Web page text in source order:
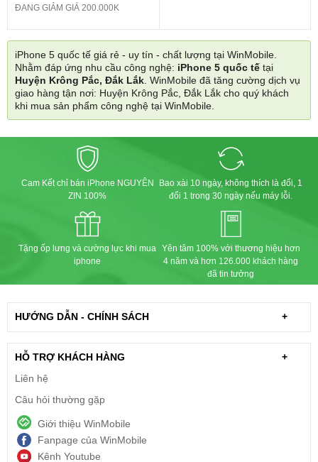
ĐANG GIẢM GIÁ 200.000K
iPhone 5 quốc tế giá rẻ - uy tín - chất lượng tại WinMobile.
Nhằm đáp ứng nhu cầu công nghệ: iPhone 5 quốc tế tại
Huyện Krông Pắc, Đắk Lắk. WinMobile đã tăng cường dịch vụ
giao hàng tận nơi: Huyện Krông Pắc, Đắk Lắk cho quý khách
khi mua sản phẩm công nghệ tại WinMobile.
Cam Kết chỉ bán iPhone NGUYÊN
ZIN 100%
Bao xài 10 ngày, không thích là đổi, 1
đổi 1 trong 30 ngày nếu máy lỗi.
Tặng ốp lưng và cường lực khi mua
iphone
Yên tâm 100% với thương hiệu hơn
4 năm và hơn 126.000 khách hàng
đã tin tưởng
HƯỚNG DẪN - CHÍNH SÁCH +
HỖ TRỢ KHÁCH HÀNG
+
Liên hệ
Câu hỏi thường gặp
Giới thiệu WinMobile
Fanpage của WinMobile
Kênh Youtube